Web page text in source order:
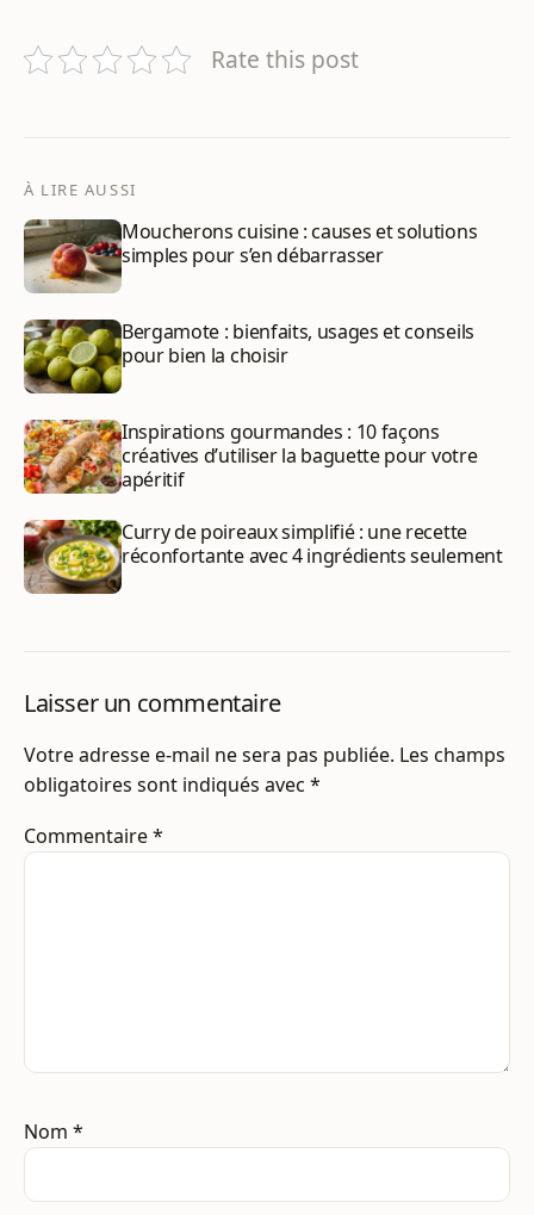
Rate this post
À LIRE AUSSI
Moucherons cuisine : causes et solutions
simples pour s’en débarrasser
Bergamote : bienfaits, usages et conseils
pour bien la choisir
Inspirations gourmandes : 10 façons
créatives d’utiliser la baguette pour votre
apéritif
Curry de poireaux simplifié : une recette
réconfortante avec 4 ingrédients seulement
Laisser un commentaire
Votre adresse e-mail ne sera pas publiée. Les champs
obligatoires sont indiqués avec *
Commentaire*
Nom *